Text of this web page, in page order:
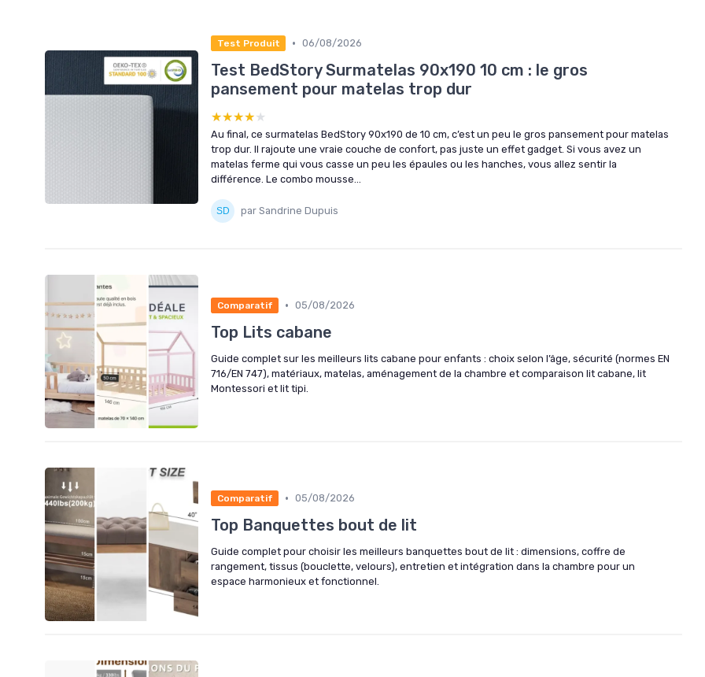
Test Produit • 06/08/2026
Test BedStory Surmatelas 90x190 10 cm : le gros
pansement pour matelas trop dur
★★★★★
★★★★★
Au final, ce surmatelas BedStory 90x190 de 10 cm, c’est un peu le gros pansement pour matelas
trop dur. Il rajoute une vraie couche de confort, pas juste un effet gadget. Si vous avez un
matelas ferme qui vous casse un peu les épaules ou les hanches, vous allez sentir la
différence. Le combo mousse...
par Sandrine Dupuis
Comparatif • 05/08/2026
Top Lits cabane
Guide complet sur les meilleurs lits cabane pour enfants : choix selon l’âge, sécurité (normes EN
716/EN 747), matériaux, matelas, aménagement de la chambre et comparaison lit cabane, lit
Montessori et lit tipi.
Comparatif • 05/08/2026
Top Banquettes bout de lit
Guide complet pour choisir les meilleurs banquettes bout de lit : dimensions, coffre de
rangement, tissus (bouclette, velours), entretien et intégration dans la chambre pour un
espace harmonieux et fonctionnel.